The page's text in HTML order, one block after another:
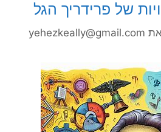
של פרידריך הגל
yehezkeally@gmail.com